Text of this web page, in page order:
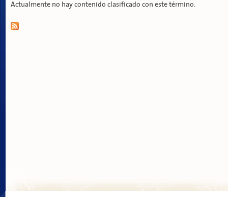
Actualmente no hay contenido clasificado con este término.